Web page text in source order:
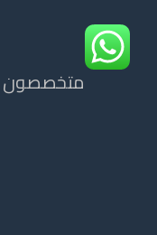
متخصصون